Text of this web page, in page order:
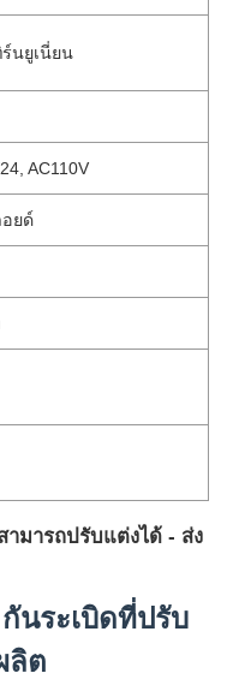
ร์นยูเนี่ยน
AC110V
ยด์
มารถปรับแต่งได้ - ส่ง
นระเบิดที่ปรับ
ลิต